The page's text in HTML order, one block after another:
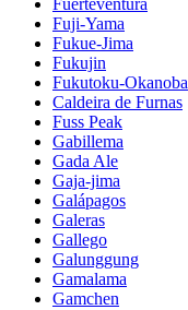
Fuji-Yama
Fukue-Jima
Fukujin
Fukutoku-Okanoba
Caldeira de Furnas
Fuss Peak
Gabillema
Gada Ale
Gaja-jima
Galápagos
Galeras
Gallego
Galunggung
Gamalama
Gamchen